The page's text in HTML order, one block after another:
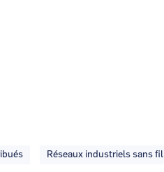
Réseaux industriels sans fil